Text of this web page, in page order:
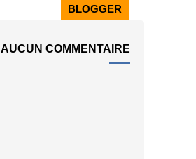
BLOGGER
AUCUN COMMENTAIRE